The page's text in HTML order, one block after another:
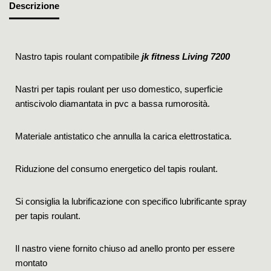
Descrizione
Nastro tapis roulant compatibile jk fitness Living 7200
Nastri per tapis roulant per uso domestico, superficie
antiscivolo diamantata in pvc a bassa rumorosità.
Materiale antistatico che annulla la carica elettrostatica.
Riduzione del consumo energetico del tapis roulant.
Si consiglia la lubrificazione con specifico lubrificante spray
per tapis roulant.
Il nastro viene fornito chiuso ad anello pronto per essere
montato